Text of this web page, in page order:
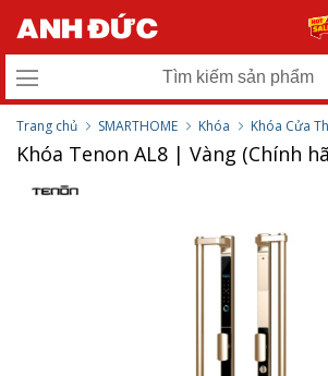
Trang chủ SMARTHOME Khóa Khóa Cửa
Khóa Tenon AL8 | Vàng (Chính